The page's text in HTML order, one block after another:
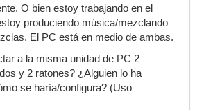
O bien estoy trabajando en el
produciendo música/mezclando
El PC está en medio de ambas.
a la misma unidad de PC 2
y 2 ratones? ¿Alguien lo ha
se haría/configura? (Uso